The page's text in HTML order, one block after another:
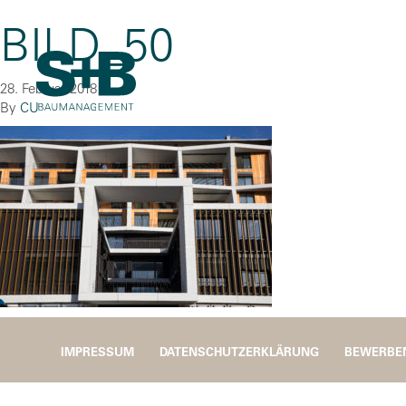
BILD_50
28. Februar 2018
By CU
IMPRESSUM DATENSCHUTZERKLÄRUNG